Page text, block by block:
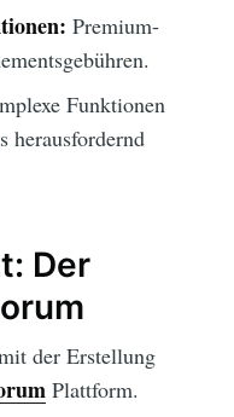
Premium-
Funktionen
herausfordernd
Der
der Erstellung
Plattform.